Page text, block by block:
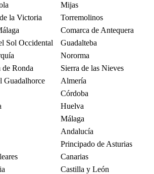
Mijas
la Victoria
Torremolinos
Comarca de Antequera
Sol Occidental
Guadalteba
Nororma
de Ronda
Sierra de las Nieves
Guadalhorce
Almería
Córdoba
Huelva
Málaga
Andalucía
Principado de Asturias
Canarias
Castilla y León